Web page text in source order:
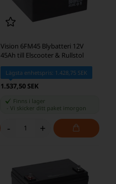
Vision 6FM45 Blybatteri 12V
45Ah till Elscooter & Rullstol
Lägsta enhetspris: 1.428,75 SEK
1.537,50 SEK
Finns i lager
Vi skicker ditt paket imorgon
- +